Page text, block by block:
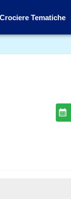
Crociere Tematiche